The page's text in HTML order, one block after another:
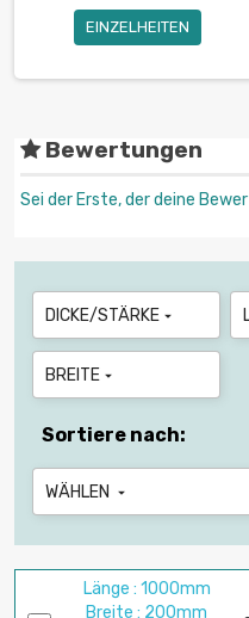
EINZELHEITEN
Bewertungen
Sei der Erste, der deine
DICKE/STÄRKE 
BREITE 
Sortiere nach:
WÄHLEN 
Länge : 1000mm
Breite : 200mm